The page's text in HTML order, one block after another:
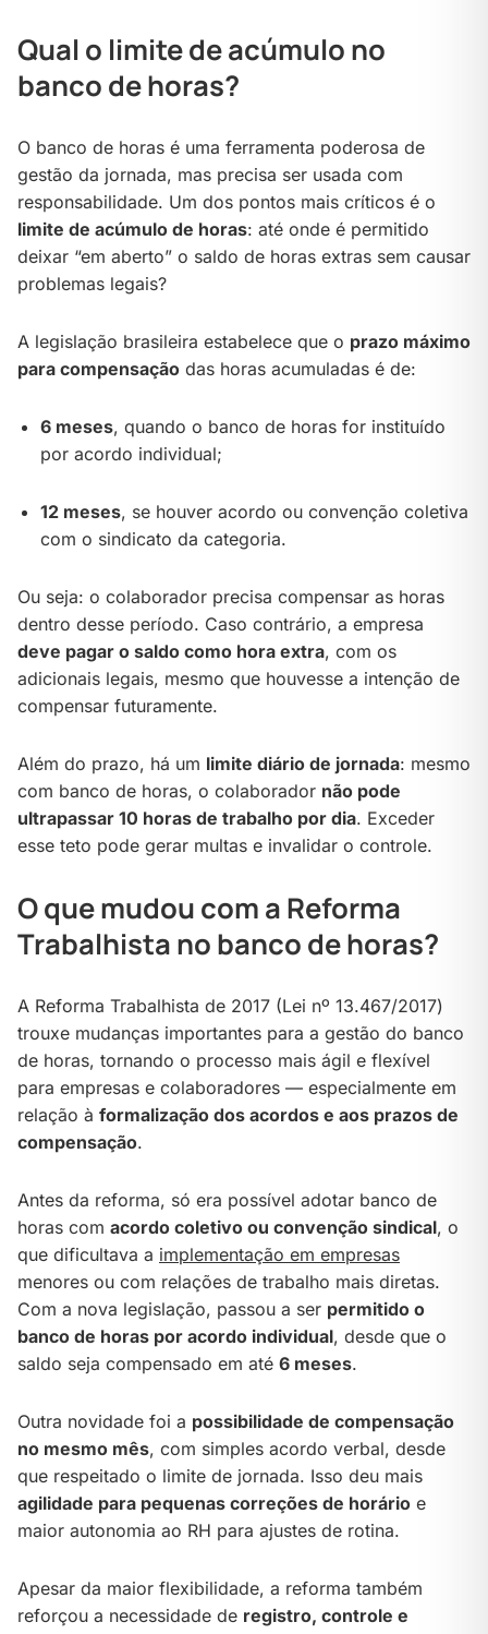
Qual o limite de acúmulo no
banco de horas?
O banco de horas é uma ferramenta poderosa de
gestão da jornada, mas precisa ser usada com
responsabilidade. Um dos pontos mais críticos é o
limite de acúmulo de horas: até onde é permitido
deixar “em aberto” o saldo de horas extras sem causar
problemas legais?
A legislação brasileira estabelece que o prazo máximo
para compensação das horas acumuladas é de:
6 meses, quando o banco de horas for instituído
por acordo individual;
12 meses, se houver acordo ou convenção coletiva
com o sindicato da categoria.
Ou seja: o colaborador precisa compensar as horas
dentro desse período. Caso contrário, a empresa
deve pagar o saldo como hora extra, com os
adicionais legais, mesmo que houvesse a intenção de
compensar futuramente.
Além do prazo, há um limite diário de jornada: mesmo
com banco de horas, o colaborador não pode
ultrapassar 10 horas de trabalho por dia. Exceder
esse teto pode gerar multas e invalidar o controle.
O que mudou com a Reforma
Trabalhista no banco de horas?
A Reforma Trabalhista de 2017 (Lei nº 13.467/2017)
trouxe mudanças importantes para a gestão do banco
de horas, tornando o processo mais ágil e flexível
para empresas e colaboradores — especialmente em
relação à formalização dos acordos e aos prazos de
compensação.
Antes da reforma, só era possível adotar banco de
horas com acordo coletivo ou convenção sindical, o
que dificultava a implementação em empresas
menores ou com relações de trabalho mais diretas.
Com a nova legislação, passou a ser permitido o
banco de horas por acordo individual, desde que o
saldo seja compensado em até 6 meses.
Outra novidade foi a possibilidade de compensação
no mesmo mês, com simples acordo verbal, desde
que respeitado o limite de jornada. Isso deu mais
agilidade para pequenas correções de horário e
maior autonomia ao RH para ajustes de rotina.
Apesar da maior flexibilidade, a reforma também
reforçou a necessidade de registro, controle e